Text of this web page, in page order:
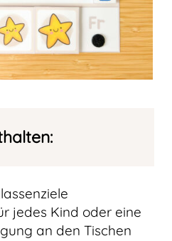
jedes Kind oder eine
an den Tischen